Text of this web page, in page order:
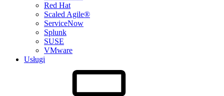
Red Hat
Scaled Agile®
ServiceNow
Splunk
SUSE
VMware
Usługi